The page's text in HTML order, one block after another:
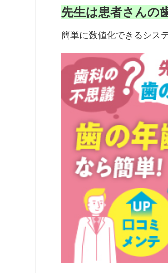
先生は患者さんの
簡単に数値化できるシス